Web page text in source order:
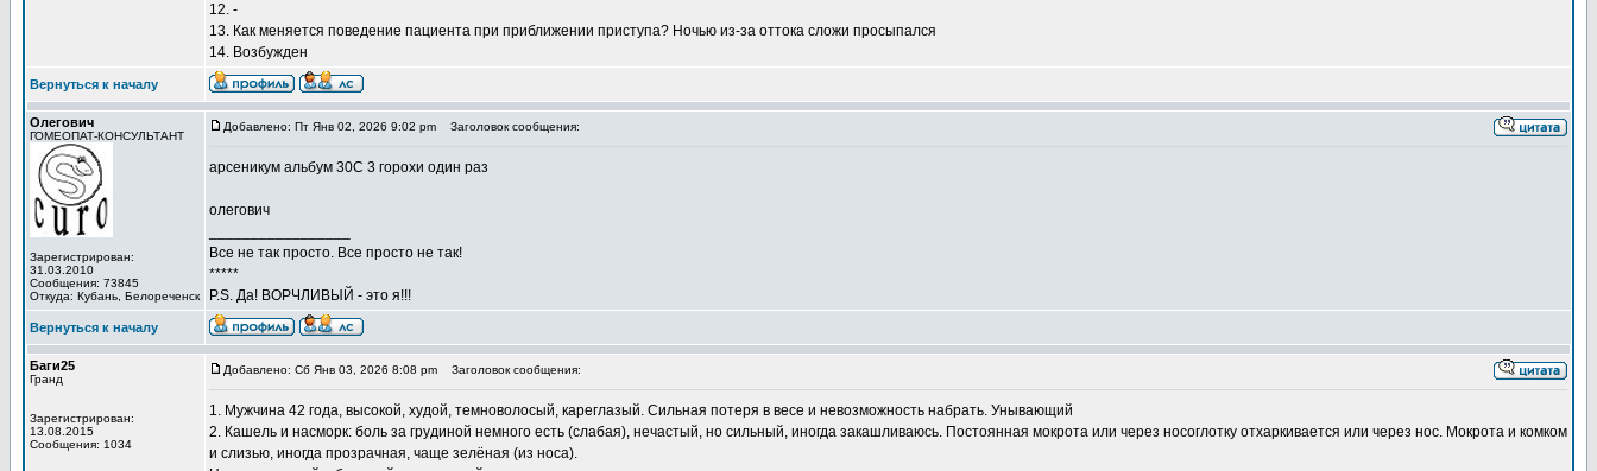
12. -
13. Как меняется поведение пациента при приближении приступа? Ночью из-за оттока сложи просыпался
14. Возбужден
Вернуться к началу
Олегович
ГОМЕОПАТ-КОНСУЛЬТАНТ
Зарегистрирован:
31.03.2010
Сообщения: 73845
Откуда: Кубань, Белореченск
Добавлено: Пт Янв 02, 2026 9:02 pm Заголовок сообщения:
арсеникум альбум 30С 3 горохи один раз
олегович
Все не так просто. Все просто не так!
*****
P.S. Да! ВОРЧЛИВЫЙ - это я!!!
Вернуться к началу
Баги25
Гранд
Зарегистрирован:
13.08.2015
Сообщения: 1034
Добавлено: Сб Янв 03, 2026 8:08 pm Заголовок сообщения:
1. Мужчина 42 года, высокой, худой, темноволосый, кареглазый. Сильная потеря в весе и невозможность набрать. Унывающий
2. Кашель и насморк: боль за грудиной немного есть (слабая), нечастый, но сильный, иногда закашливаюсь. Постоянная мокрота или через носоглотку отхаркивается или через нос. Мокрота и комком
и слизью, иногда прозрачная, чаще зелёная (из носа).